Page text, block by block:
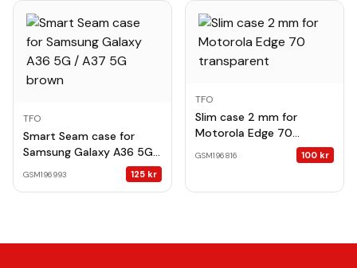
TFO
Smart Seam case for
Samsung Galaxy A36 5G /
GSM196993 125 kr
TFO
Slim case 2 mm for
Motorola Edge 70
GSM196816 100 kr